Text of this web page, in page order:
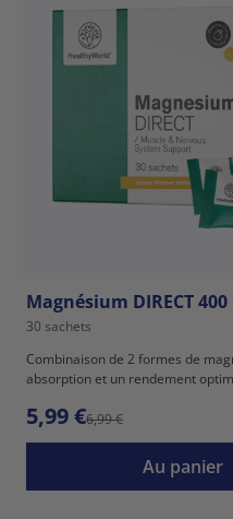
Magnésium DIRECT
30 sachets
Combinaison de 2 formes de
absorption et un rendement
5,99 €6,99 €
Au panier